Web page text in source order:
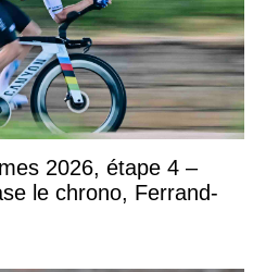
2026, étape 4 –
le chrono, Ferrand-